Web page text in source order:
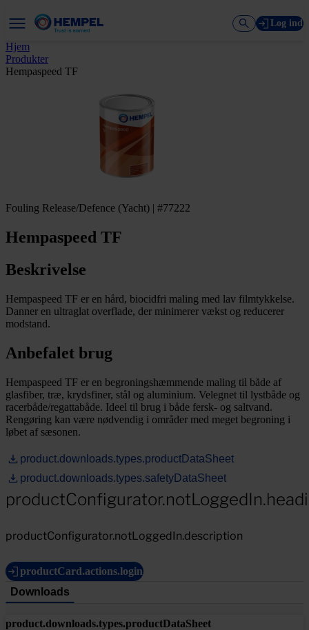
Log ind
Hjem
Produkter
Hempaspeed TF
Fouling Release/Defence (Yacht) | #77222
Hempaspeed TF
Beskrivelse
Hempaspeed TF er en hård, biocidfri maling med lav filmtykkelse.
Danner en ultraglat overflade, der minimerer vækst og reducerer
modstand.
Anbefalet brug
Hempaspeed TF er en begroningshæmmende maling til både af
glasfiber, træ, krydsfiner, stål og aluminium. Velegnet til lystbåde og
racerbåde/regattabåde. Ideel til brug i både fersk- og saltvand.
Rengøring kan være nødvendig i områder med meget begroning i
løbet af sæsonen.
product.downloads.types.productDataSheet
product.downloads.types.safetyDataSheet
productConfigurator.notLoggedIn.description
productCard.actions.login
Downloads
product.downloads.types.productDataSheet